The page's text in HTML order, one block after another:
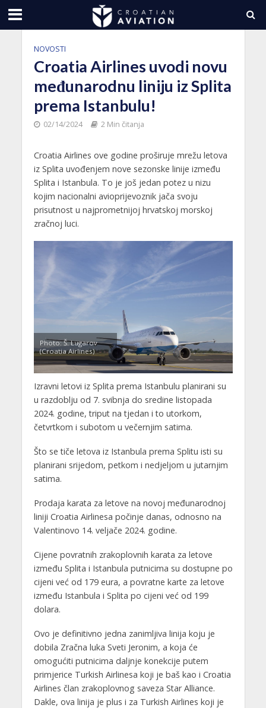
NOVOSTI
Croatia Airlines uvodi novu
međunarodnu liniju iz Splita
prema Istanbulu!
02/14/2024 2 Min čitanja
Croatia Airlines ove godine proširuje mrežu letova
iz Splita uvođenjem nove sezonske linije između
Splita i Istanbula. To je još jedan potez u nizu
kojim nacionalni avioprijevoznik jača svoju
prisutnost u najprometnijoj hrvatskoj morskoj
zračnoj luci.
Photo: Š. Lugarov
(Croatia Airlines)
Izravni letovi iz Splita prema Istanbulu planirani su
u razdoblju od 7. svibnja do sredine listopada
2024. godine, triput na tjedan i to utorkom,
četvrtkom i subotom u večernjim satima.
Što se tiče letova iz Istanbula prema Splitu isti su
planirani srijedom, petkom i nedjeljom u jutarnjim
satima.
Prodaja karata za letove na novoj međunarodnoj
liniji Croatia Airlinesa počinje danas, odnosno na
Valentinovo 14. veljače 2024. godine.
Cijene povratnih zrakoplovnih karata za letove
između Splita i Istanbula putnicima su dostupne po
cijeni već od 179 eura, a povratne karte za letove
između Istanbula i Splita po cijeni već od 199
dolara.
Ovo je definitivno jedna zanimljiva linija koju je
dobila Zračna luka Sveti Jeronim, a koja će
omogućiti putnicima daljnje konekcije putem
primjerice Turkish Airlinesa koji je baš kao i Croatia
Airlines član zrakoplovnog saveza Star Alliance.
Dakle, ova linija je plus i za Turkish Airlines koji je